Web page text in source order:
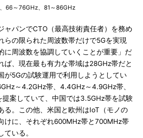
66～76GHz、81～86GHz
パンでCTO（最高技術責任者）を務め
らの限られた周波数帯だけで5Gを実現
に周波数を協調していくことが重要」だ
ば、現在最も有力な帯域は28GHz帯だと
が5Gの試験運用で利用しようとしてい
～4.2GHz帯、4.4GHz～4.9GHz帯、
提案していて、中国では3.5GHz帯を試験
る。この他、米国と欧州はIoT（モノの
けに、それぞれ600MHz帯と700MHz帯
いる。